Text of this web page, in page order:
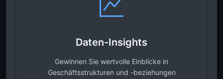
Daten-Insights
Gewinnen Sie wertvolle Einblicke in
Geschäftsstrukturen und -beziehungen